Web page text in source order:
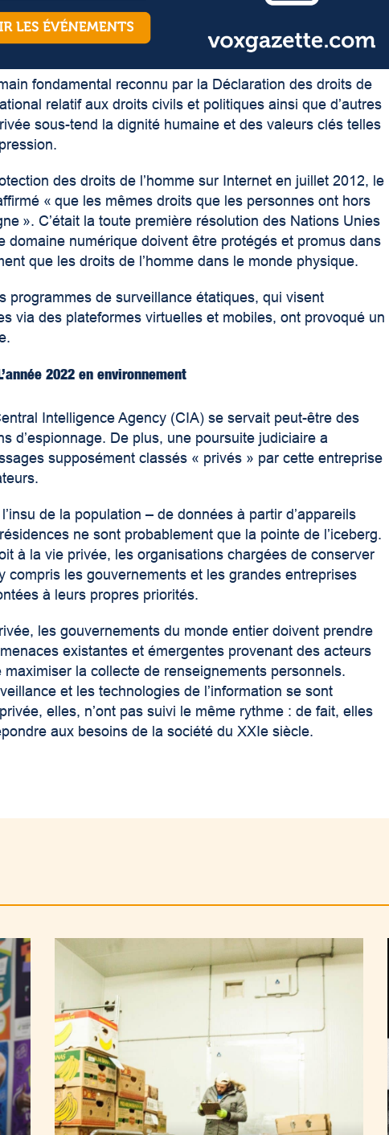
fondamental reconnu par la Déclaration des droits de
relatif aux droits civils et politiques ainsi que d’autres
sous-tend la dignité humaine et des valeurs clés telles
des droits de l’homme sur Internet en juillet 2012, le
« que les mêmes droits que les personnes ont hors
». C’était la toute première résolution des Nations Unies
domaine numérique doivent être protégés et promus dans
que les droits de l’homme dans le monde physique.
programmes de surveillance étatiques, qui visent
via des plateformes virtuelles et mobiles, ont provoqué un
2022 en environnement
Intelligence Agency (CIA) se servait peut-être des
d’espionnage. De plus, une poursuite judiciaire a
supposément classés « privés » par cette entreprise
de la population – de données à partir d’appareils
ne sont probablement que la pointe de l’iceberg.
à la vie privée, les organisations chargées de conserver
compris les gouvernements et les grandes entreprises
à leurs propres priorités.
les gouvernements du monde entier doivent prendre
existantes et émergentes provenant des acteurs
la collecte de renseignements personnels.
et les technologies de l’information se sont
elles, n’ont pas suivi le même rythme : de fait, elles
aux besoins de la société du XXIe siècle.